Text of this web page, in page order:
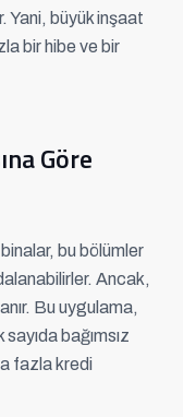
Yani, büyük inşaat
bir hibe ve bir
Göre
bu bölümler
Ancak,
Bu uygulama,
bağımsız
fazla kredi